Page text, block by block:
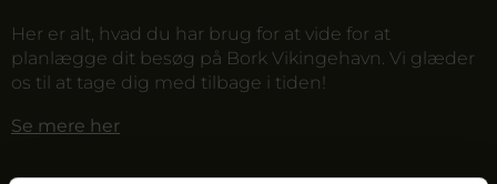
Her er alt, hvad du har brug for at vide for at
planlægge dit besøg på Bork Vikingehavn. Vi glæder
os til at tage dig med tilbage i tiden!
Se mere her